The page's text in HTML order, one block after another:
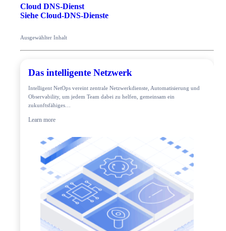
Cloud DNS-Dienst
Siehe Cloud-DNS-Dienste
Ausgewählter Inhalt
Das intelligente Netzwerk
Intelligent NetOps vereint zentrale Netzwerkdienste, Automatisierung und
Observability, um jedem Team dabei zu helfen, gemeinsam ein
zukunftsfähiges…
Learn more